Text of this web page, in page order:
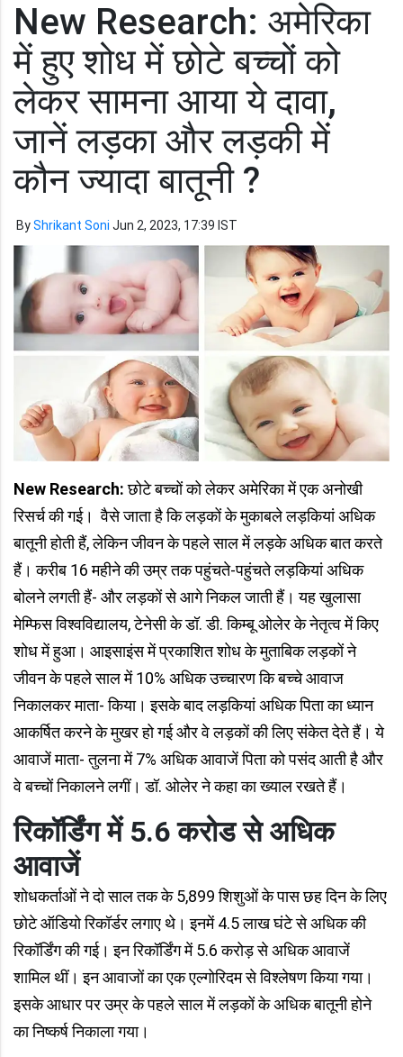
New Research: अमेरिका
में हुए शोध में छोटे बच्चों को
लेकर सामना आया ये दावा,
जानें लड़का और लड़की में
कौन ज्यादा बातूनी ?
ByShrikant Soni Jun 2, 2023, 17:39 IST
New Research:छोटे बच्चों को लेकर अमेरिका में एक अनोखी
रिसर्च की गई। वैसे जाता है कि लड़कों के मुकाबले लड़कियां अधिक
बातूनी होती हैं, लेकिन जीवन के पहले साल में लड़के अधिक बात करते
हैं। करीब 16 महीने की उम्र तक पहुंचते-पहुंचते लड़कियां अधिक
बोलने लगती हैं- और लड़कों से आगे निकल जाती हैं। यह खुलासा
मेम्फिस विश्वविद्यालय, टेनेसी के डॉ. डी. किम्बू ओलेर के नेतृत्व में किए
शोध में हुआ। आइसाइंस में प्रकाशित शोध के मुताबिक लड़कों ने
जीवन के पहले साल में 10% अधिक उच्चारण कि बच्चे आवाज
निकालकर माता- किया। इसके बाद लड़कियां अधिक पिता का ध्यान
आकर्षित करने के मुखर हो गई और वे लड़कों की लिए संकेत देते हैं। ये
आवाजें माता- तुलना में 7% अधिक आवाजें पिता को पसंद आती है और
वे बच्चों निकालने लगीं। डॉ. ओलेर ने कहा का ख्याल रखते हैं।
रिकॉर्डिंग में 5.6 करोड से अधिक
आवाजें
शोधकर्ताओं ने दो साल तक के 5,899 शिशुओं के पास छह दिन के लिए
छोटे ऑडियो रिकॉर्डर लगाए थे। इनमें 4.5 लाख घंटे से अधिक की
रिकॉर्डिंग की गई। इन रिकॉर्डिंग में 5.6 करोड़ से अधिक आवाजें
शामिल थीं। इन आवाजों का एक एल्गोरिदम से विश्लेषण किया गया।
इसके आधार पर उम्र के पहले साल में लड़कों के अधिक बातूनी होने
का निष्कर्ष निकाला गया।